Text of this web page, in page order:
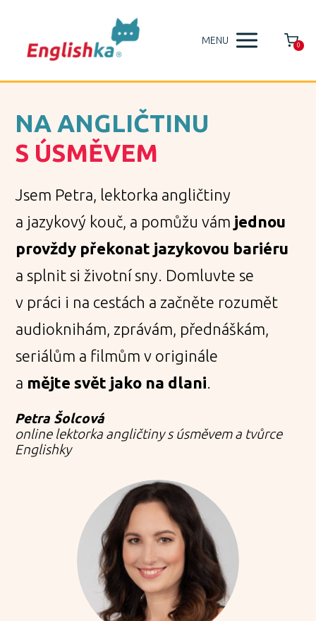
MENU 0
NA ANGLIČTINU
S ÚSMĚVEM
Jsem Petra, lektorka angličtiny
a jazykový kouč, a pomůžu vám jednou
provždy překonat jazykovou bariéru
a splnit si životní sny. Domluvte se
v práci i na cestách a začněte rozumět
audioknihám, zprávám, přednáškám,
seriálům a filmům v originále
a mějte svět jako na dlani.
Petra Šolcová
online lektorka angličtiny s úsměvem a tvůrce
Englishky